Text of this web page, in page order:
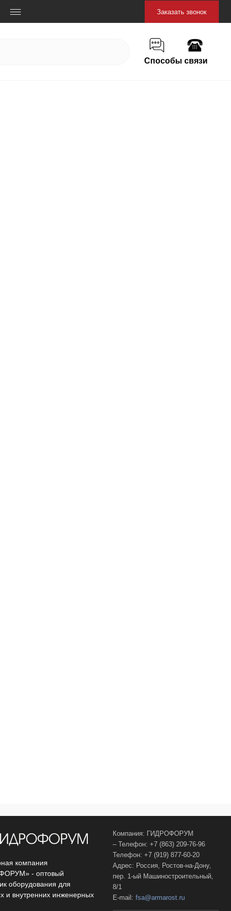
Заказать звонок
Способы связи
компания
- оптовый
оборудования для
и внутренних инженерных
Компания: ГИДРОФОРУМ
– Телефон: +7 (863) 209-76-96
Телефон: +7 (919) 877-60-20
Адрес: Россия, Ростов-на-Дону,
пер. 1-ый Машиностроительный,
8/1
E-mail: fsa@armarost.ru